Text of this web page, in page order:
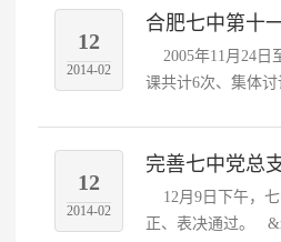
12
2014-02
合肥七中第十
2005年11月24日
课共计6次、集体
12
2014-02
完善七中党总
12月9日下午，七
正、表决通过。